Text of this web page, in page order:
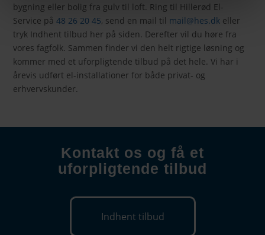
bygning eller bolig fra gulv til loft. Ring til Hillerød El-
Service på48 26 20 45, send en mail til mail@hes.dk eller
tryk Indhent tilbud her på siden. Derefter vil du høre fra
vores fagfolk. Sammen finder vi den helt rigtige løsning og
kommer med et uforpligtende tilbud på det hele. Vi har i
årevis udført el-installationer for både privat- og
erhvervskunder.
Kontakt os og få et
uforpligtende tilbud
Indhent tilbud